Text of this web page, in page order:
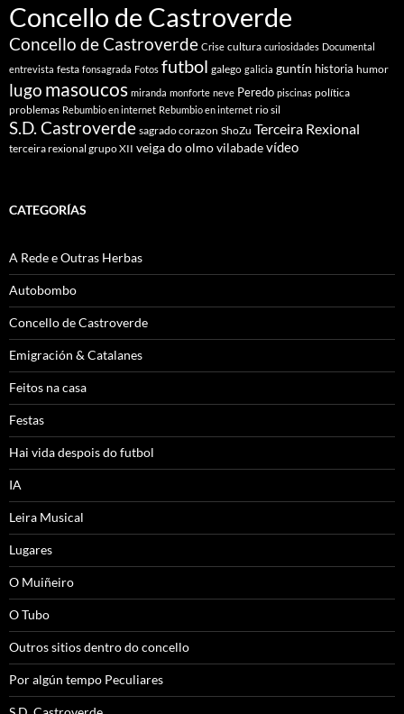
Concello de Castroverde
Concello de Castroverde Crise cultura curiosidades Documental
entrevista festa fonsagrada Fotos futbol galego galicia guntín historia humor
lugo masoucos miranda monforte neve Peredo piscinas política
problemas Rebumbio en internet Rebumbio en internet rio sil
S.D. Castroverde sagrado corazon ShoZu Terceira Rexional
terceira rexional grupo XII veiga do olmovilabadevídeo
CATEGORÍAS
A Rede e Outras Herbas
Autobombo
Concello de Castroverde
Emigración & Catalanes
Feitos na casa
Festas
Hai vida despois do futbol
IA
Leira Musical
Lugares
O Muiñeiro
O Tubo
Outros sitios dentro do concello
Por algún tempo Peculiares